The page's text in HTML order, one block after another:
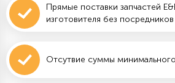
Прямые поставки запчастей
изготовителя без посредников
Отсутвие суммы минимального